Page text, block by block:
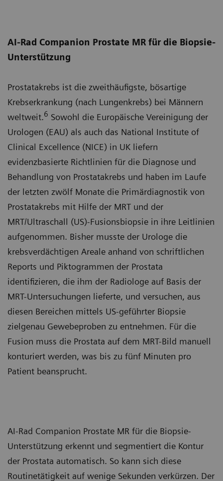
AI-Rad Companion Prostate MR für die Biopsie-
Unterstützung
Prostatakrebs ist die zweithäufigste, bösartige
Krebserkrankung (nach Lungenkrebs) bei Männern
weltweit.6 Sowohl die Europäische Vereinigung der
Urologen (EAU) als auch das National Institute of
Clinical Excellence (NICE) in UK liefern
evidenzbasierte Richtlinien für die Diagnose und
Behandlung von Prostatakrebs und haben im Laufe
der letzten zwölf Monate die Primärdiagnostik von
Prostatakrebs mit Hilfe der MRT und der
MRT/Ultraschall (US)-Fusionsbiopsie in ihre Leitlinien
aufgenommen. Bisher musste der Urologe die
krebsverdächtigen Areale anhand von schriftlichen
Reports und Piktogrammen der Prostata
identifizieren, die ihm der Radiologe auf Basis der
MRT-Untersuchungen lieferte, und versuchen, aus
diesen Bereichen mittels US-geführter Biopsie
zielgenau Gewebeproben zu entnehmen. Für die
Fusion muss die Prostata auf dem MRT-Bild manuell
konturiert werden, was bis zu fünf Minuten pro
Patient beansprucht.
AI-Rad Companion Prostate MR für die Biopsie-
Unterstützung erkennt und segmentiert die Kontur
der Prostata automatisch. So kann sich diese
Routinetätigkeit auf wenige Sekunden verkürzen. Der